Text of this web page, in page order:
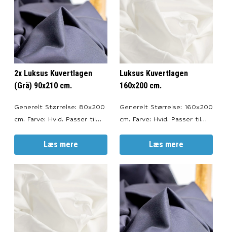
2x Luksus Kuvertlagen
(Grå) 90x210 cm.
Generelt Størrelse: 80x200
cm. Farve: Hvid. Passer til
på 6-10 cm. --- Materiale
100% bomuldssatin.
Trådtæthed (Thread
Count): 500 TC pr. tomme.
Vævet efter satin-metoden.
Oeko Tex Certificeret. ---
Vask og Vedligehol
Læs mere
Luksus Kuvertlagen
160x200 cm.
Generelt Størrelse: 160x200
cm. Farve: Hvid. Passer til
på 6-10 cm. --- Materiale
100% bomuldssatin.
Trådtæthed (Thread
Count): 500 TC pr. tomme.
Vævet efter satin-metoden.
Oeko Tex Certificeret. ---
Vask og Vedligehol
Læs mere